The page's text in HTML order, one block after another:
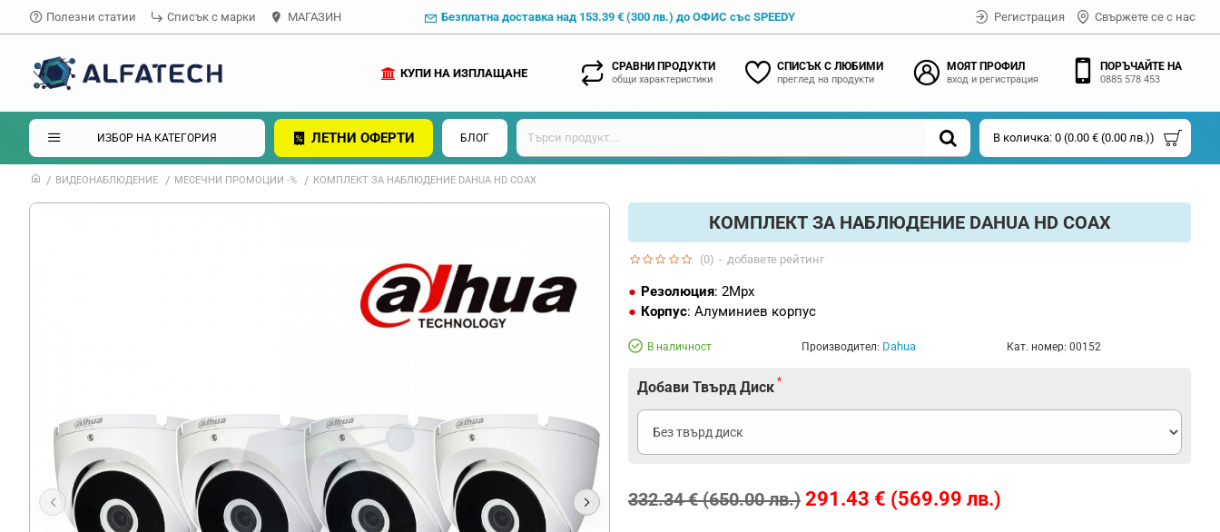
Полезни статии Списък с марки МАГАЗИН Безплатна доставка над 153.39 € (300 лв.) до ОФИС със SPEEDY Регистрация Свържете се с нас
СРАВНИ ПРОДУКТИ
общи характеристики
СПИСЪК С ЛЮБИМИ
преглед на продукти
МОЯТ ПРОФИЛ
вход и регистрация
ПОРЪЧАЙТЕ НА
0885 578 453
КУПИ НА ИЗПЛАЩАНЕ
ИЗБОР НА КАТЕГОРИЯ ЛЕТНИ ОФЕРТИ БЛОГ В количка: 0 (0.00 € (0.00 лв.))
ВИДЕОНАБЛЮДЕНИЕ МЕСЕЧНИ ПРОМОЦИИ -% КОМПЛЕКТ ЗА НАБЛЮДЕНИЕ DAHUA HD COAX
КОМПЛЕКТ ЗА НАБЛЮДЕНИЕ DAHUA HD COAX
Резолюция: 2Mpx
Корпус: Алуминиев корпус
В наличност Производител: Dahua Кат. номер: 00152
(0) - добавете рейтинг
291.43 € (569.99 лв.)
332.34 € (650.00 лв.)
Добави Твърд Диск